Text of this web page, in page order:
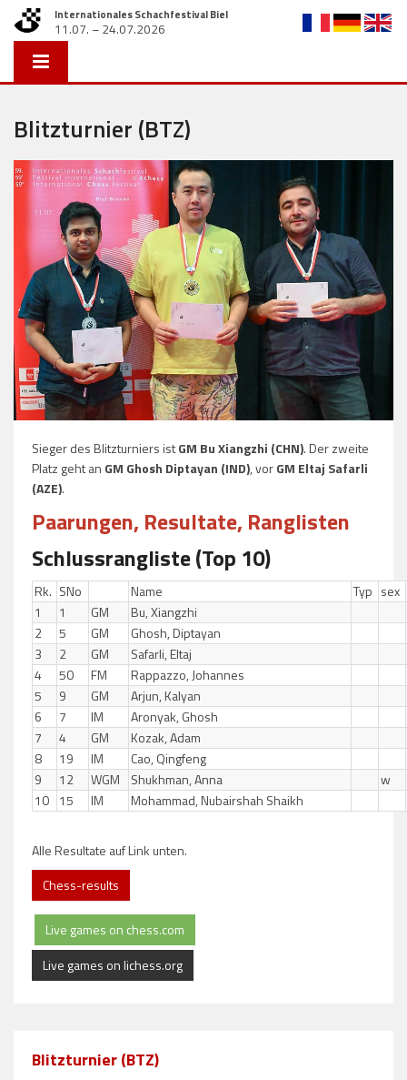
Internationales Schachfestival Biel
11.07. – 24.07.2026
Blitzturnier (BTZ)
Sieger des Blitzturniers istGM Bu Xiangzhi (CHN). Der zweite
Platz geht an GM Ghosh Diptayan (IND), vorGM Eltaj Safarli
(AZE).
Paarungen, Resultate, Ranglisten
Schlussrangliste (Top 10)
Rk. SNo Name Typ sex
1
1 GM
Bu, Xiangzhi
2
5 GM
Ghosh, Diptayan
3
2 GM
Safarli, Eltaj
4
50 FM
Rappazzo, Johannes
5
9 GM
Arjun, Kalyan
6
7 IM
Aronyak, Ghosh
7
4 GM
Kozak, Adam
8
19 IM
Cao, Qingfeng
9
12 WGM Shukhman, Anna
w
10 15 IM Mohammad, Nubairshah Shaikh
Alle Resultate auf Link unten.
Chess-results
Live games on chess.com
Live games on lichess.org
Blitzturnier (BTZ)